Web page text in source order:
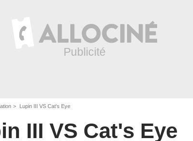
Lupin III VS Cat's Eye
III VS Cat's Eye